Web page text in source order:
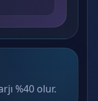
%40 olur.